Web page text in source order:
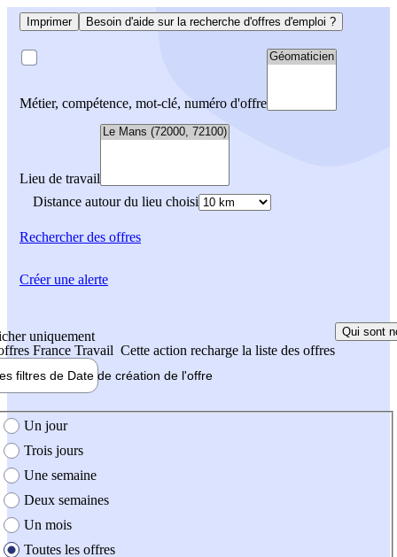
Imprimer Besoin d'aide sur la recherche d'offres d'emploi ?
Métier, compétence, mot-clé, numéro d'offre
Lieu de travail
Distance autour du lieu choisi
Rechercherdes offres
uniquement
France Travail Cette action recharge la liste des offres
Qui sont
filtres de Date de création de l'offre
création de l'offre
Un jour
Trois jours
Une semaine
Deux semaines
Un mois
Toutes les offres
Créer une alerte